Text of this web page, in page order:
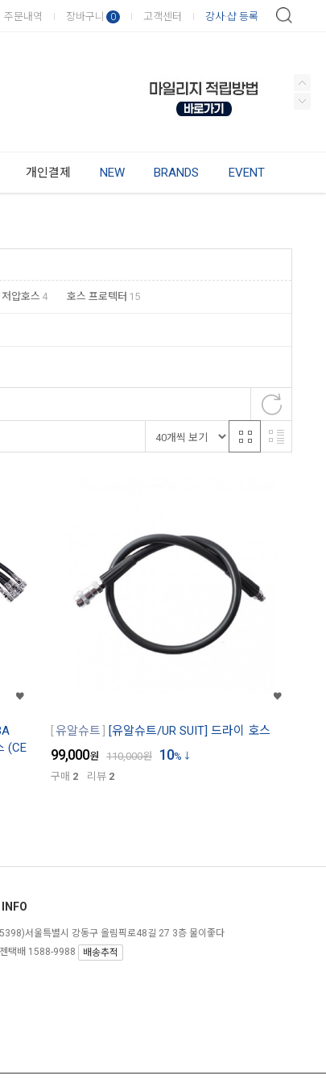
주문내역 장바구니 0 고객센터 강사·샵 등록
개인결제 NEW BRANDS EVENT
압호스 4 호스 프로텍터 15
(CE
유알슈트 [유알슈트/UR SUIT] 드라이 호스
99,000원 110,000원 10%
구매 2 리뷰 2
INFO
서울특별시 강동구 올림픽로48길 27 3층 물이좋다
택배 1588-9988
배송추적